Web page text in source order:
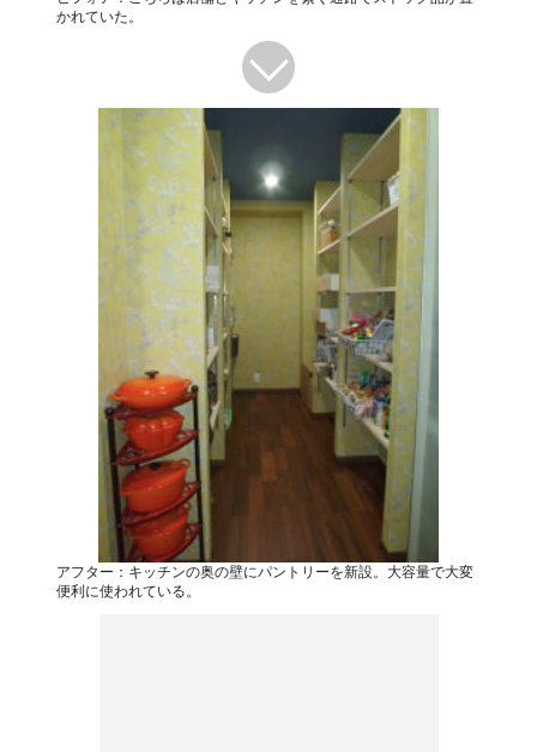
かれていた。
アフター：キッチンの奥の壁にパントリーを新設。大容量で大変
便利に使われている。